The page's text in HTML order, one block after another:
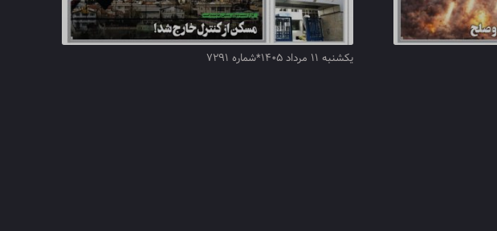
یکشنبه ۱۱ مرداد ۱۴۰۵*شماره ۷۲۹۱